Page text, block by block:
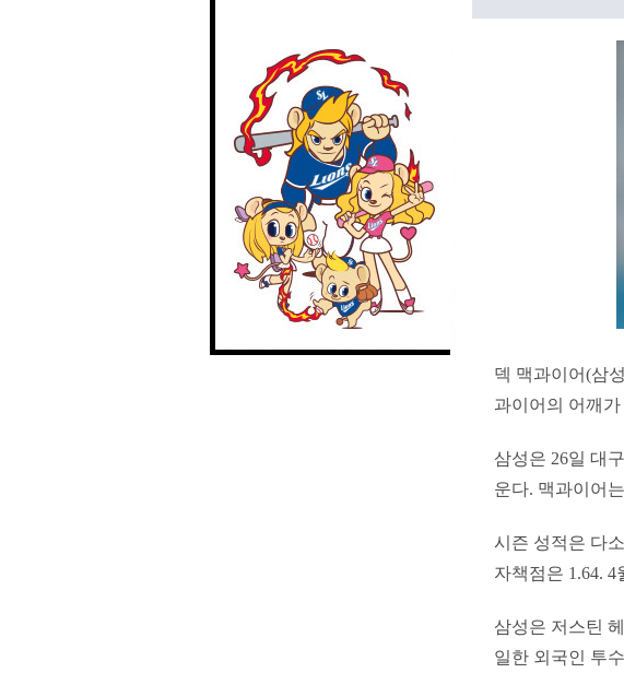
덱 맥과이어(삼
과이어의 어깨
삼성은 26일 대
운다. 맥과이어
시즌 성적은 다
자책점은 1.64.
삼성은 저스틴
일한 외국인 투